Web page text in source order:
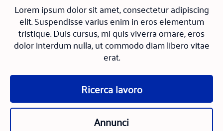
Lorem ipsum dolor sit amet, consectetur adipiscing
elit. Suspendisse varius enim in eros elementum
tristique. Duis cursus, mi quis viverra ornare, eros
dolor interdum nulla, ut commodo diam libero vitae
erat.
Ricerca lavoro
Annunci